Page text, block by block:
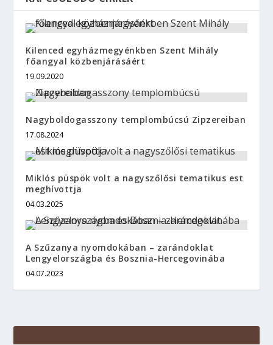
Kilenced egyházmegyénkben Szent Mihály
főangyal közbenjárásáért
19.09.2020
Nagyboldogasszony templombúcsú Zipzereiban
17.08.2024
Miklós püspök volt a nagyszőlősi tematikus est
meghívottja
04.03.2025
A Szűzanya nyomdokában – zarándoklat
Lengyelországba és Bosznia-Hercegovinába
04.07.2023